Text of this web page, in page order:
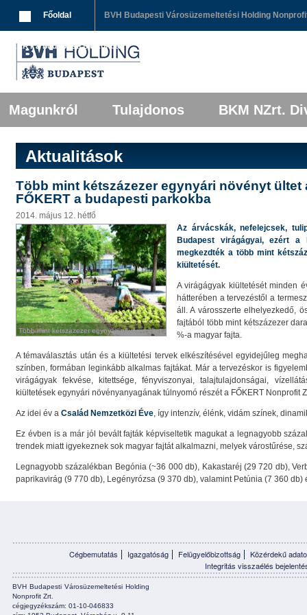
Tovább az elsődleges tartalomra
Tovább a másodlagos tartalomra
Magunkról Tulajdonos BKM NZrt.
BreadcrumbsFőoldal BVH Budapesti Városüzemeltetési Holding
FŐKERT a budapesti parkokba
Aktualitások
Több mint kétszázezer egynyári növényt ültet
FŐKERT a budapesti parkokba
2014. május 12. hétfő
Több mint kétszázezer egynyári növényt ültet a
Több mint kétszázezer egynyári növényt ültet a
Az árvácskák, nefelejcsek,
Budapest virágágyai, ezért a
megkezdték a több mint
kiültetését.
A virágágyak kiültetését minden
hátterében a tervezéstől a
áll. A városszerte elhelyezkedő,
fajtából több mint kétszázezer
%-a magyar fajta.
A témaválasztás után és a kiültetési tervek elkészítésével egyidejűleg
színben, formában leginkább alkalmas fajtákat. Már a tervezéskor is
virágágyak fekvése, kitettsége, fényviszonyai, talajtulajdonságai,
kiültetések egynyári növényanyagának túlnyomó részét a FŐKERT Nonprofit
Az idei év a Család Nemzetközi Éve, így intenzív, élénk, vidám színek,
Ez évben is a már jól bevált fajták képviseltetik magukat a legnagyobb
trendek miatt igyekeznek sok magyar fajtát alkalmazni, melyek várostűrése,
Legnagyobb százalékban Begónia (~36 000 db), Kakastaréj (29 720 db),
paprikavirág (9 770 db), Legényrózsa (9 370 db), valamint Petúnia (7 360 db)
Cégbemutatás Igazgatóság Felügyelőbizottság
Közérdekű
Integritás visszaélés
BVH Budapesti Városüzemeltetési Holding
Nonprofit Zrt.
cégjegyzékszám: 01-10-046833